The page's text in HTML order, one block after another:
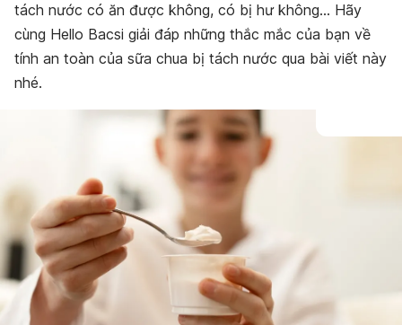
tách nước có ăn được không, có bị hư không… Hãy
cùng Hello Bacsi giải đáp những thắc mắc của bạn về
tính an toàn của sữa chua bị tách nước qua bài viết này
nhé.